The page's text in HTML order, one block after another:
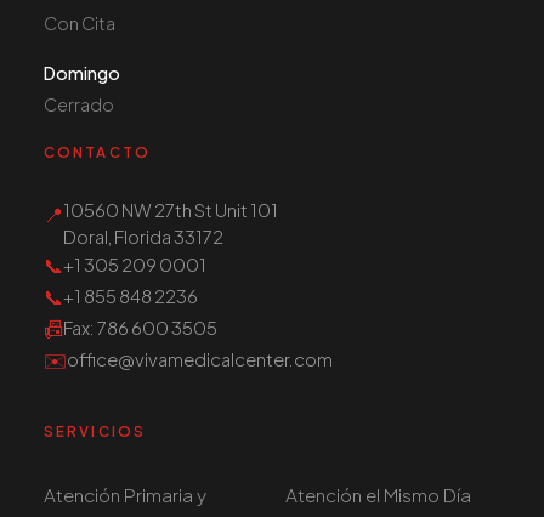
Con Cita
Domingo
Cerrado
CONTACTO
📍10560 NW 27th St Unit 101
Doral, Florida 33172
📞+1 305 209 0001
📞+1 855 848 2236
📠Fax: 786 600 3505
✉️office@vivamedicalcenter.com
SERVICIOS
Atención Primaria y
Atención el Mismo Día